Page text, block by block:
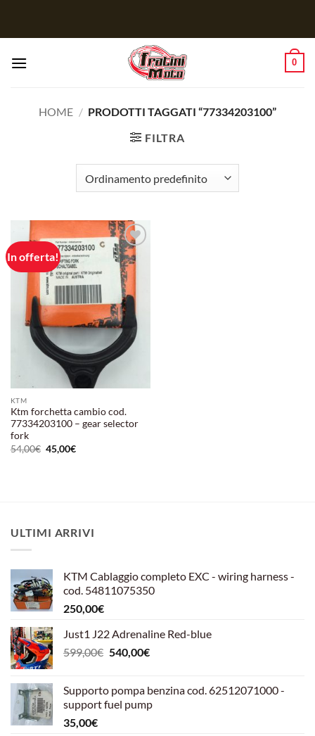
0
HOME / PRODOTTI TAGGATI “77334203100”
FILTRA
In offerta!
Aggiungi
alla lista
dei
desideri
KTM
Ktm forchetta cambio cod.
77334203100 – gear selector
fork
54,00€ Il
prezzo
45,00€Il
ULTIMI ARRIVI
KTM Cablaggio completo EXC - wiring harness -
cod. 54811075350
250,00€
Just1 J22 Adrenaline Red-blue
599,00€ Il
era:
599,00€.
540,00€Il
è:
540,00€.
Supporto pompa benzina cod. 62512071000 -
support fuel pump
35,00€